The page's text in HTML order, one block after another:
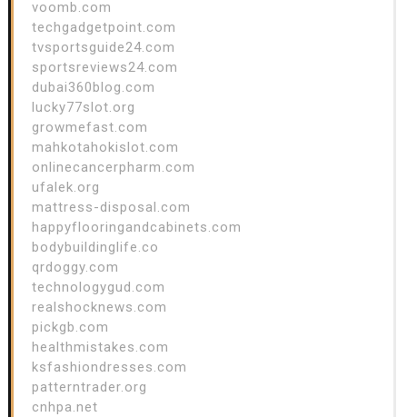
voomb.com
techgadgetpoint.com
tvsportsguide24.com
sportsreviews24.com
dubai360blog.com
lucky77slot.org
growmefast.com
mahkotahokislot.com
onlinecancerpharm.com
ufalek.org
mattress-disposal.com
happyflooringandcabinets.com
bodybuildinglife.co
qrdoggy.com
technologygud.com
realshocknews.com
pickgb.com
healthmistakes.com
ksfashiondresses.com
patterntrader.org
cnhpa.net